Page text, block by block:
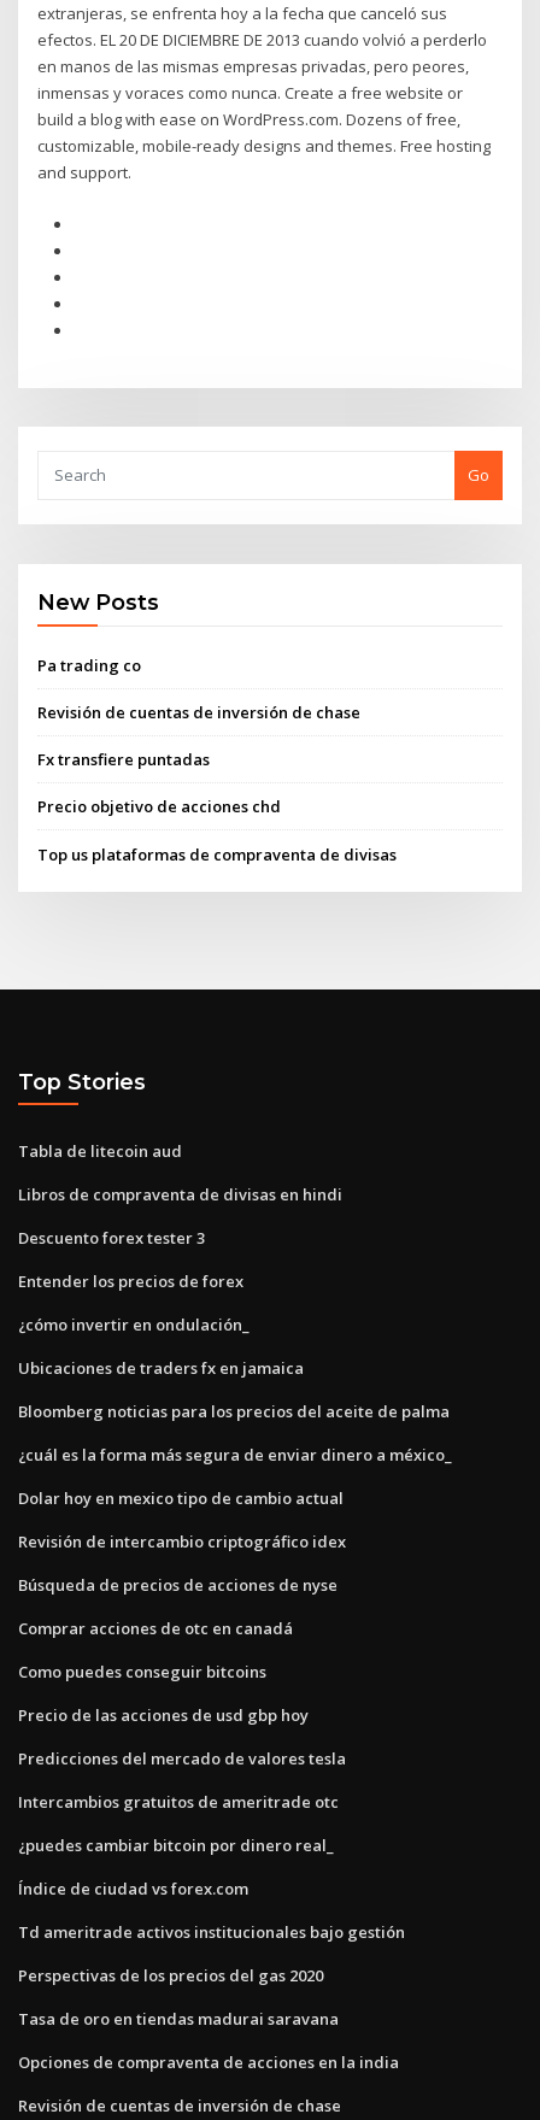
extranjeras, se enfrenta hoy a la fecha que canceló sus
efectos. EL 20 DE DICIEMBRE DE 2013 cuando volvió a perderlo
en manos de las mismas empresas privadas, pero peores,
inmensas y voraces como nunca. Create a free website or
build a blog with ease on WordPress.com. Dozens of free,
customizable, mobile-ready designs and themes. Free hosting
and support.
Go
New Posts
Pa trading co
Revisión de cuentas de inversión de chase
Fx transfiere puntadas
Precio objetivo de acciones chd
Top us plataformas de compraventa de divisas
Top Stories
Tabla de litecoin aud
Libros de compraventa de divisas en hindi
Descuento forex tester 3
Entender los precios de forex
¿cómo invertir en ondulación_
Ubicaciones de traders fx en jamaica
Bloomberg noticias para los precios del aceite de palma
¿cuál es la forma más segura de enviar dinero a méxico_
Dolar hoy en mexico tipo de cambio actual
Revisión de intercambio criptográfico idex
Búsqueda de precios de acciones de nyse
Comprar acciones de otc en canadá
Como puedes conseguir bitcoins
Precio de las acciones de usd gbp hoy
Predicciones del mercado de valores tesla
Intercambios gratuitos de ameritrade otc
¿puedes cambiar bitcoin por dinero real_
Índice de ciudad vs forex.com
Td ameritrade activos institucionales bajo gestión
Perspectivas de los precios del gas 2020
Tasa de oro en tiendas madurai saravana
Opciones de compraventa de acciones en la india
Revisión de cuentas de inversión de chase